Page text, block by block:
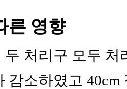
른 영향
처리구 모두
감소하였고